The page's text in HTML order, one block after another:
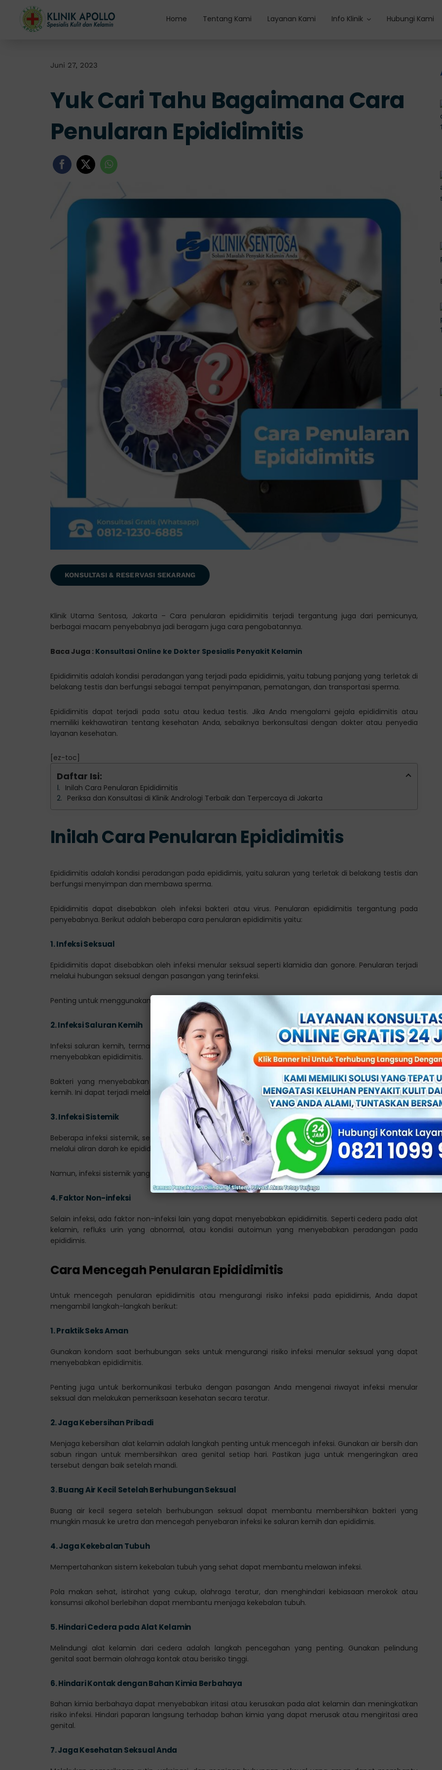
content
Home Tentang Kami Layanan Kami Info Klinik Hubungi Kami
Juni 27, 2023
Yuk Cari Tahu Bagaimana Cara
Penularan Epididimitis
KONSULTASI & RESERVASI SEKARANG
Klinik Utama Sentosa, Jakarta – Cara penularan epididimitis terjadi tergantung juga dari pemicunya,
berbagai macam penyebabnya jadi beragam juga cara pengobatannya.
Baca Juga : Konsultasi Online ke Dokter Spesialis Penyakit Kelamin
Epididimitis adalah kondisi peradangan yang terjadi pada epididimis, yaitu tabung panjang yang terletak di
belakang testis dan berfungsi sebagai tempat penyimpanan, pematangan, dan transportasi sperma.
Epididimitis dapat terjadi pada satu atau kedua testis. Jika Anda mengalami gejala epididimitis atau
memiliki kekhawatiran tentang kesehatan Anda, sebaiknya berkonsultasi dengan dokter atau penyedia
layanan kesehatan.
[ez-toc]
Daftar Isi:
Inilah Cara Penularan Epididimitis
Periksa dan Konsultasi di Klinik Andrologi Terbaik dan Terpercaya di Jakarta
Inilah Cara Penularan Epididimitis
Epididimitis adalah kondisi peradangan pada epididimis, yaitu saluran yang terletak di belakang testis dan
berfungsi menyimpan dan membawa sperma.
Epididimitis dapat disebabkan oleh infeksi bakteri atau virus. Penularan epididimitis tergantung pada
penyebabnya. Berikut adalah beberapa cara penularan epididimitis yaitu:
1.Infeksi Seksual
Epididimitis dapat disebabkan oleh infeksi menular seksual seperti klamidia dan gonore. Penularan terjadi
melalui hubungan seksual dengan pasangan yang terinfeksi.
Penting untuk menggunakan pengaman seperti kondom untuk mencegah penularan infeksi seksual.
2.Infeksi Saluran Kemih
Infeksi saluran kemih, termasuk infeksi kandung kemih atau uretritis, dapat menyebar ke epididimis dan
menyebabkan epididimitis.
Bakteri yang menyebabkan infeksi saluran kemih dapat mencapai epididimis melalui sistem saluran
kemih. Ini dapat terjadi melalui penyebaran infeksi dari kandung kemih atau uretra.
3.Infeksi Sistemik
Beberapa infeksi sistemik, seperti infeksi saluran pernapasan atau infeksi tubuh lainnya, dapat menyebar
melalui aliran darah ke epididimis dan menyebabkan epididimitis.
Namun, infeksi sistemik yang menyerang epididimis secara langsung relatif jarang terjadi.
4.Faktor Non-infeksi
Selain infeksi, ada faktor non-infeksi lain yang dapat menyebabkan epididimitis. Seperti cedera pada alat
kelamin, refluks urin yang abnormal, atau kondisi autoimun yang menyebabkan peradangan pada
epididimis.
Cara Mencegah Penularan Epididimitis
Untuk mencegah penularan epididimitis atau mengurangi risiko infeksi pada epididimis, Anda dapat
mengambil langkah-langkah berikut:
1.Praktik Seks Aman
Gunakan kondom saat berhubungan seks untuk mengurangi risiko infeksi menular seksual yang dapat
menyebabkan epididimitis.
Penting juga untuk berkomunikasi terbuka dengan pasangan Anda mengenai riwayat infeksi menular
seksual dan melakukan pemeriksaan kesehatan secara teratur.
2.Jaga Kebersihan Pribadi
Menjaga kebersihan alat kelamin adalah langkah penting untuk mencegah infeksi. Gunakan air bersih dan
sabun ringan untuk membersihkan area genital setiap hari. Pastikan juga untuk mengeringkan area
tersebut dengan baik setelah mandi.
3.Buang Air Kecil Setelah Berhubungan Seksual
Buang air kecil segera setelah berhubungan seksual dapat membantu membersihkan bakteri yang
mungkin masuk ke uretra dan mencegah penyebaran infeksi ke saluran kemih dan epididimis.
4.Jaga Kekebalan Tubuh
Mempertahankan sistem kekebalan tubuh yang sehat dapat membantu melawan infeksi.
Pola makan sehat, istirahat yang cukup, olahraga teratur, dan menghindari kebiasaan merokok atau
konsumsi alkohol berlebihan dapat membantu menjaga kekebalan tubuh.
5.Hindari Cedera pada Alat Kelamin
Melindungi alat kelamin dari cedera adalah langkah pencegahan yang penting. Gunakan pelindung
genital saat bermain olahraga kontak atau berisiko tinggi.
6.Hindari Kontak dengan Bahan Kimia Berbahaya
Bahan kimia berbahaya dapat menyebabkan iritasi atau kerusakan pada alat kelamin dan meningkatkan
risiko infeksi. Hindari paparan langsung terhadap bahan kimia yang dapat merusak atau mengiritasi area
genital.
7.Jaga Kesehatan Seksual Anda